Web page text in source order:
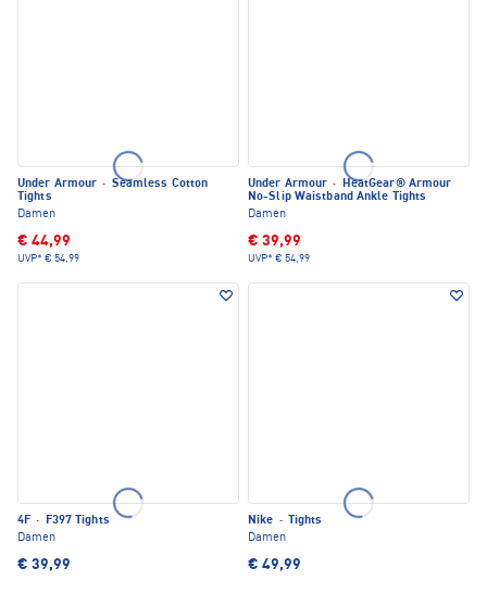
Under Armour · Seamless Cotton
Tights
Damen
€ 44,99
UVP* € 54,99
Under Armour ·
HeatGear® Armour
No-Slip Waistband Ankle Tights
Damen
€ 39,99
UVP* € 54,99
4F ·
F397 Tights
Damen
€ 39,99
Nike ·
Tights
Damen
€ 49,99